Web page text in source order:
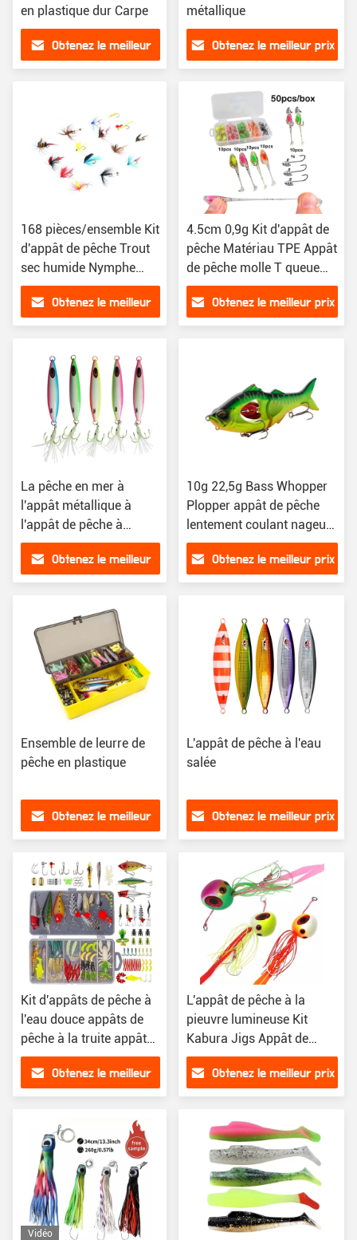
en plastique dur Carpe
Obtenez le meilleur
métallique
Obtenez le meilleur prix
168 pièces/ensemble Kit
d'appât de pêche Trout
sec humide Nymphe
Streamers Voler Kit
d'appât de pêche
Obtenez le meilleur
4.5cm 0,9g Kit d'appât de
pêche Matériau TPE Appât
de pêche molle T queue
Paddle Crappie Shad
Obtenez le meilleur prix
La pêche en mer à
l'appât métallique à
l'appât de pêche à
l'appât de pêche
artificielleObtenez le meilleur
10g 22,5g Bass Whopper
Plopper appât de pêche
lentement coulant nageur
hélice réaliste
Obtenez le meilleur prix
Ensemble de leurre de
pêche en plastique
Obtenez le meilleur
L'appât de pêche à l'eau
salée
Obtenez le meilleur prix
Kit d'appâts de pêche à
l'eau douce appâts de
pêche à la truite appâts
de pêche au saumon
accessoires de pêche
Obtenez le meilleur
L'appât de pêche à la
pieuvre lumineuse Kit
Kabura Jigs Appât de
pêche à l'eau salée
Obtenez le meilleur prix
Vidéo